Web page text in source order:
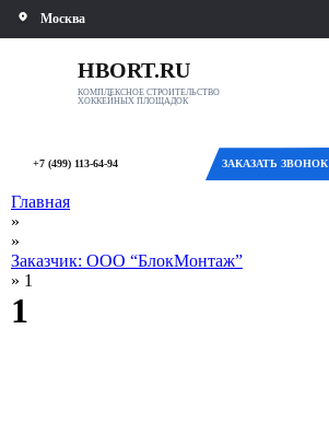
Москва
HBORT.RU
КОМПЛЕКСНОЕ СТРОИТЕЛЬСТВО
ХОККЕЙНЫХ ПЛОЩАДОК
+7 (499) 113-64-94 ЗАКАЗАТЬ ЗВОНОК
Санкт-
Екатеринбург
Главная
»
»
Заказчик: ООО “БлокМонтаж”
» 1
1